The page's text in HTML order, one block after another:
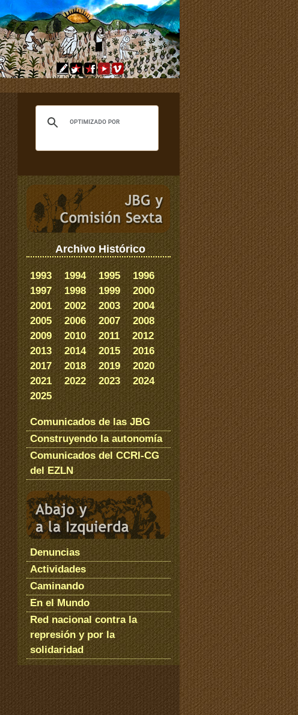
Archivo Histórico
1993 1994 1995
1996
1997
1998 1999
2000
2001
2002 2003
2004
2005
2006 2007
2008
2009
2010 2011
2012
2013
2014 2015
2016
2017
2018 2019
2020
2021
2022 2023
2024
2025
Comunicados de las JBG
Construyendo la autonomía
Comunicados del CCRI-CG
del EZLN
Denuncias
Actividades
Caminando
En el Mundo
Red nacional contra la
represión y por la
solidaridad